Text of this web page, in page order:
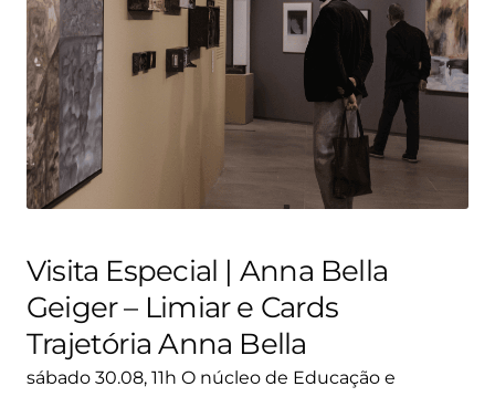
Visita Especial | Anna Bella
Geiger – Limiar e Cards
Trajetória Anna Bella
sábado 30.08, 11h O núcleo de Educação e